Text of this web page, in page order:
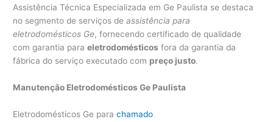
Assistência Técnica Especializada em Ge Paulista se destaca
no segmento de serviços deassistência para
eletrodomésticos Ge, fornecendo certificado de qualidade
com garantia paraeletrodomésticos fora da garantia da
fábrica do serviço executado com preço justo.
Manutenção Eletrodomésticos Ge Paulista
Eletrodomésticos Ge parachamado